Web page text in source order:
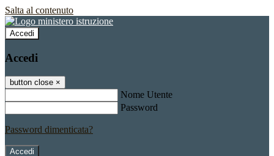
Salta al contenuto
Accedi
Accedi
button close ×
Nome Utente
Password
Password dimenticata?